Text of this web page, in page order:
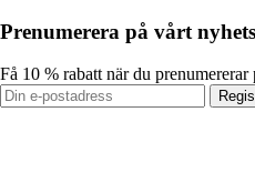
Prenumerera på vårt
Få 10 % rabatt när du